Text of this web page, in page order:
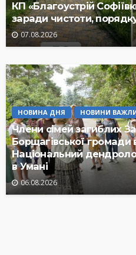
КП «Благоустрій
заради чистоти,
07.08.2026
НОВИНА ДНЯ НОВИНИ
Члени сімей загиблих
Борщагівської громади
Національний
в Умані
06.08.2026